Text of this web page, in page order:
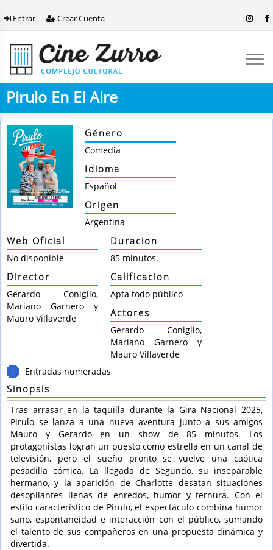
Entrar Crear Cuenta
Pirulo En El Aire
Género
Comedia
Idioma
Español
Origen
Argentina
Web Oficial
No disponible
Duracion
85 minutos.
Director
Gerardo Coniglio,
Mariano Garnero y
Mauro Villaverde
Calificacion
Apta todo público
Actores
Gerardo Coniglio,
Mariano Garnero y
Mauro Villaverde
! Entradas numeradas
Sinopsis
Tras arrasar en la taquilla durante la Gira Nacional 2025,
Pirulo se lanza a una nueva aventura junto a sus amigos
Mauro y Gerardo en un show de 85 minutos. Los
protagonistas logran un puesto como estrella en un canal de
televisión, pero el sueño pronto se vuelve una caótica
pesadilla cómica. La llegada de Segundo, su inseparable
hermano, y la aparición de Charlotte desatan situaciones
desopilantes llenas de enredos, humor y ternura. Con el
estilo característico de Pirulo, el espectáculo combina humor
sano, espontaneidad e interacción con el público, sumando
el talento de sus compañeros en una propuesta dinámica y
divertida.